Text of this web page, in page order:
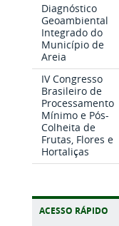
Diagnóstico
Geoambiental
Integrado do
Município de
Areia
IV Congresso
Brasileiro de
Processamento
Mínimo e Pós-
Colheita de
Frutas, Flores e
Hortaliças
ACESSO RÁPIDO